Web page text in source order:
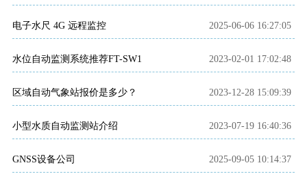
电子水尺 4G 远程监控 2025-06-06 16:27:05
水位自动监测系统推荐FT-SW1 2023-02-01 17:02:48
区域自动气象站报价是多少？ 2023-12-28 15:09:39
小型水质自动监测站介绍 2023-07-19 16:40:36
GNSS设备公司 2025-09-05 10:14:37